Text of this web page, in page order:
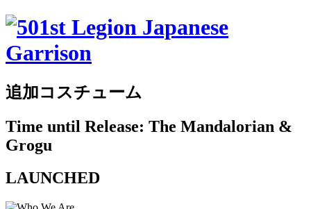
追加コスチューム
Time until Release: The Mandalorian &
Grogu
LAUNCHED